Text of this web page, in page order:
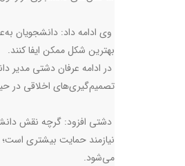
وی ادامه داد: دانشجویان
بهترین شکل ممکن ایفا کنند.
در ادامه عرفان دشتی مدیر
تصمیم‌گیری‌های اخلاقی در
دشتی افزود: گرچه نقش
نیازمند حمایت بیشتری است؛
می‌شود.